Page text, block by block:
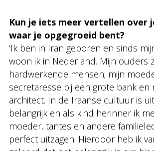
Kun je iets meer vertellen over
waar je opgegroeid bent?
‘Ik ben in Iran geboren en sinds
woon ik in Nederland. Mijn ouders
hardwerkende mensen; mijn
secretaresse bij een grote bank en
architect. In de Iraanse cultuur is
belangrijk en als kind herinner ik
moeder, tantes en andere
perfect uitzagen. Hierdoor heb ik